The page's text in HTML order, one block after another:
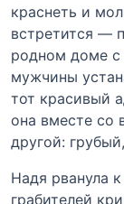
краснеть и
встретится —
родном доме с
мужчины
тот красивый
она вместе со
другой:
Надя рванула
грабителей